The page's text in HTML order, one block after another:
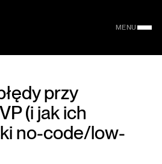
MENU
przy
(i jak ich
no-code/low-